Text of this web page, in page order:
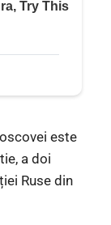
este
a doi
Ruse din